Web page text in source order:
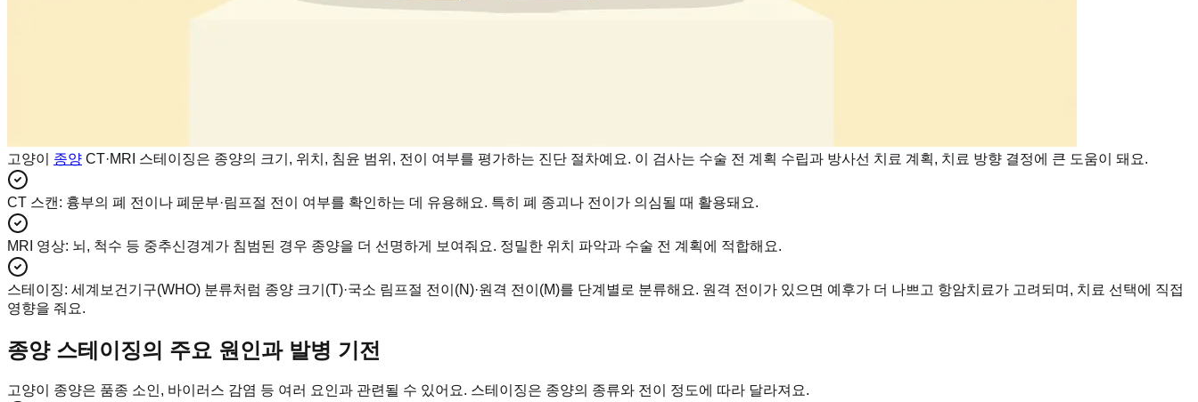
고양이 종양 CT·MRI 스테이징은 종양의 크기, 위치, 침윤 범위, 전이 여부를 평가하는 진단 절차예요. 이 검사는 수술 전 계획 수립과 방사선 치료 계획, 치료 방향 결정에 큰 도움이 돼요.
CT 스캔 : 흉부의 폐 전이나 폐문부·림프절 전이 여부를 확인하는 데 유용해요. 특히 폐 종괴나 전이가 의심될 때 활용돼요.
MRI 영상: 뇌, 척수 등 중추신경계가 침범된 경우 종양을 더 선명하게 보여줘요. 정밀한 위치 파악과 수술 전 계획에 적합해요.
스테이징: 세계보건기구(WHO) 분류처럼 종양 크기(T)·국소 림프절 전이(N)·원격 전이(M)를 단계별로 분류해요. 원격 전이가 있으면 예후가 더 나쁘고 항암치료가 고려되며, 치료 선택에 직접
영향을 줘요.
종양 스테이징의 주요 원인과 발병 기전
고양이 종양은 품종 소인, 바이러스 감염 등 여러 요인과 관련될 수 있어요. 스테이징은 종양의 종류와 전이 정도에 따라 달라져요.